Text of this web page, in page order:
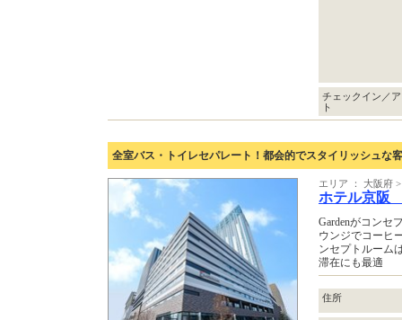
チェックイン／
ト
全室バス・トイレセパレート！都会的でスタイリッシュな
エリア ： 大阪府
ホテル京
Gardenがコンセ
ウンジでコーヒ
ンセプトルーム
滞在にも最適
住所